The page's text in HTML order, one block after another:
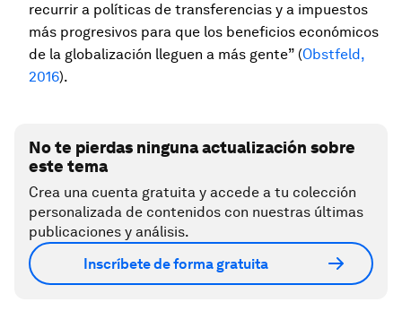
recurrir a políticas de transferencias y a impuestos
más progresivos para que los beneficios económicos
de la globalización lleguen a más gente” (Obstfeld,
2016).
No te pierdas ninguna actualización sobre
este tema
Crea una cuenta gratuita y accede a tu colección
personalizada de contenidos con nuestras últimas
publicaciones y análisis.
Inscríbete de forma gratuita